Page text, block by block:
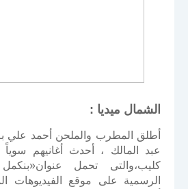
الشمال ميديا :
أطلق المطرب والملحن أحمد علي
عبد المالك ، أحدث أغانيهم
كليب،والتى تحمل
الرسمية على موقع الفيديوهات